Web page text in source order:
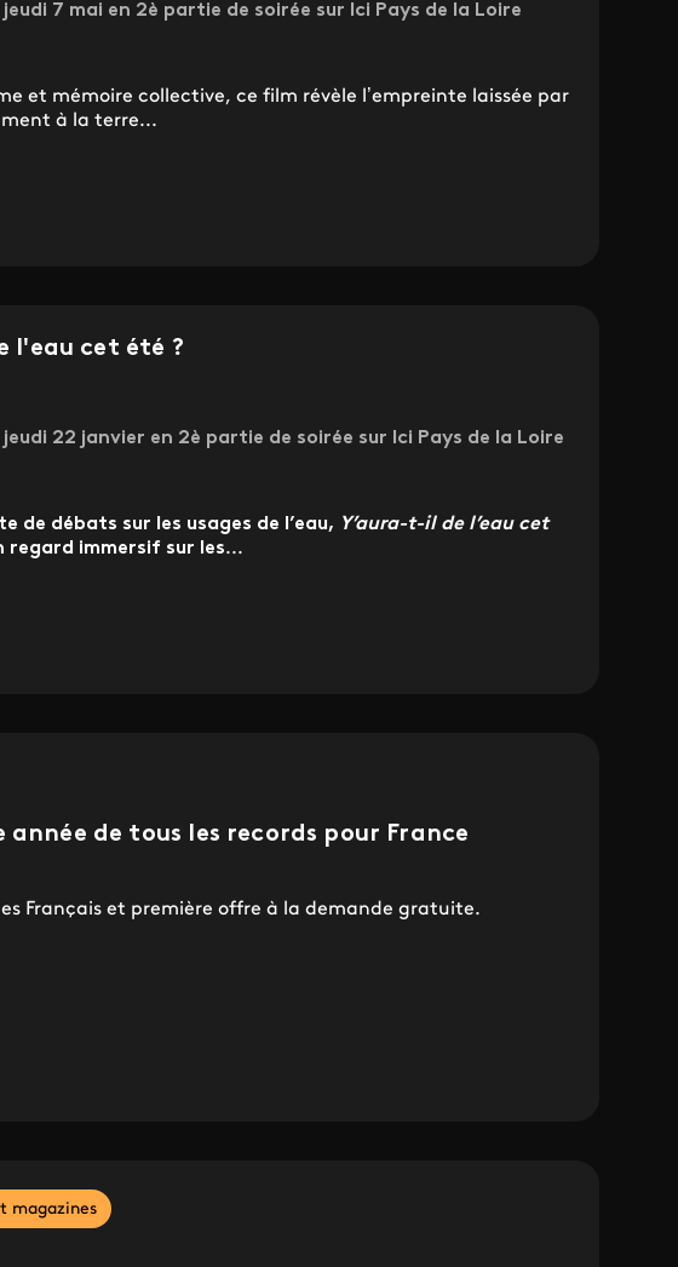
7 mai en 2è partie de soirée sur Ici Pays de la Loire
et mémoire collective, ce film révèle l’empreinte laissée par
à la terre...
l'eau cet été ?
22 janvier en 2è partie de soirée sur Ici Pays de la Loire
de débats sur les usages de l’eau, Y’aura-t-il de l’eau cet
regard immersif sur les...
année de tous les records pour France
Français et première offre à la demande gratuite.
magazines